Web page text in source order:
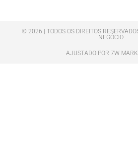
© 2026 | TODOS OS DIREITOS
NEGÓCIO.
AJUSTADO POR 7W